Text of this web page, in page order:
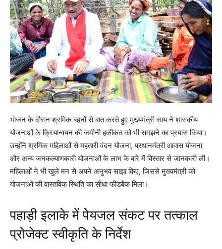
भोजन के दौरान श्रमिक बहनों से बात करते हुए मुख्यमंत्री साय ने शासकीय
योजनाओं के क्रियान्वयन की जमीनी हकीकत को भी समझने का प्रयास किया।
उन्होंने श्रमिक महिलाओं से महतारी वंदन योजना, प्रधानमंत्री आवास योजना
और अन्य जनकल्याणकारी योजनाओं के लाभ के बारे में विस्तार से जानकारी ली।
महिलाओं ने भी खुले मन से अपने अनुभव साझा किए, जिससे मुख्यमंत्री को
योजनाओं की वास्तविक स्थिति का सीधा फीडबैक मिला।
पहाड़ी इलाके में पेयजल संकट पर तत्काल
प्रोजेक्ट स्वीकृति के निर्देश